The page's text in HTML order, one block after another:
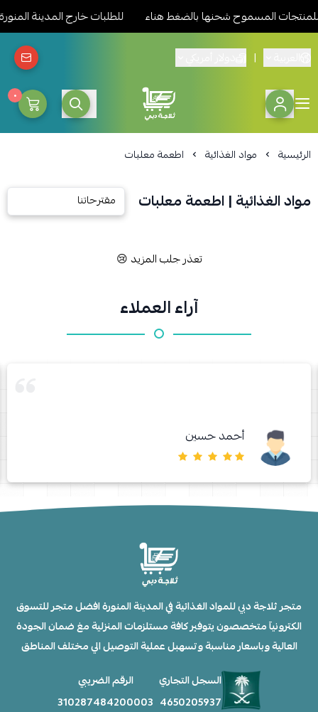
المسموح شحنها بالضغط هناء للطلبات خارج المدينة
|
ثلاجة دبي المدينة للمواد
٠
الرئيسية مواد الغذائية اطعمة معلبات
مواد الغذائية | اطعمة معلبات
تعذر جلب المزيد 😢
آراء العملاء
أحمد حسين
متجر ثلاجة دبي للمواد الغذائية في المدينة المنورة افضل متجر للتسوق
الكترونيآ متخصصون يتوفير كافة مستلزمات المنزلية مغ ضمان الجودة
العالية وباسعار مناسبة وتسهبل عملية التوصيل الي مختلف المناطق
السجل التجاري
4650205937
الرقم الضريبي
310287484200003